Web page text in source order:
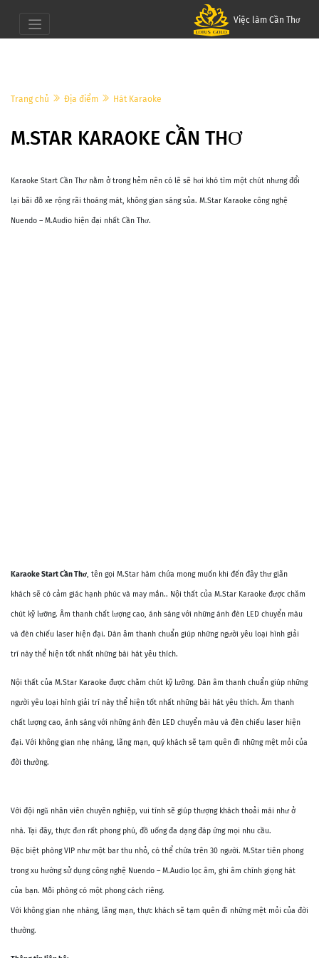
Việc làm Cần Thơ
Trang chủ Địa điểm Hát Karaoke
M.STAR KARAOKE CẦN THƠ
Karaoke Start Cần Thơ nằm ở trong hẻm nên có lẽ sẽ hơi khó tìm một chút nhưng đổi
lại bãi đỗ xe rộng rãi thoáng mát, không gian sáng sủa. M.Star Karaoke công nghệ
Nuendo – M.Audio hiện đại nhất Cần Thơ.
Karaoke Start Cần Thơ, tên gọi M.Star hàm chứa mong muốn khi đến đây thư giãn
khách sẽ có cảm giác hạnh phúc và may mắn.. Nội thất của M.Star Karaoke được chăm
chút kỹ lưỡng. Âm thanh chất lượng cao, ánh sáng với những ánh đèn LED chuyển màu
và đèn chiếu laser hiện đại. Dàn âm thanh chuẩn giúp những người yêu loại hình giải
trí này thể hiện tốt nhất những bài hát yêu thích.
Nội thất của M.Star Karaoke được chăm chút kỹ lưỡng. Dàn âm thanh chuẩn giúp những
người yêu loại hình giải trí này thể hiện tốt nhất những bài hát yêu thích. Âm thanh
chất lượng cao, ánh sáng với những ánh đèn LED chuyển màu và đèn chiếu laser hiện
đại. Với không gian nhẹ nhàng, lãng mạn, quý khách sẽ tạm quên đi những mệt mỏi của
đời thường.
Với đội ngũ nhân viên chuyên nghiệp, vui tính sẽ giúp thượng khách thoải mái như ở
nhà. Tại đây, thực đơn rất phong phú, đồ uống đa dạng đáp ứng mọi nhu cầu.
Đặc biệt phòng VIP như một bar thu nhỏ, có thể chứa trên 30 người. M.Star tiên phong
trong xu hướng sử dụng công nghệ Nuendo – M.Audio lọc âm, ghi âm chính giọng hát
của bạn. Mỗi phòng có một phong cách riêng.
Với không gian nhẹ nhàng, lãng mạn, thực khách sẽ tạm quên đi những mệt mỏi của đời
thường.